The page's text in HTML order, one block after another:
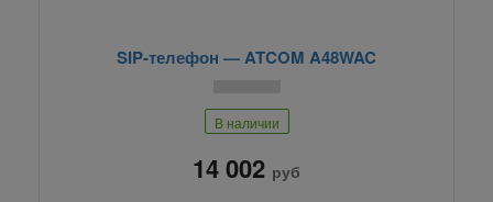
SIP-телефон — ATCOM A48WAC
В наличии
14 002 руб